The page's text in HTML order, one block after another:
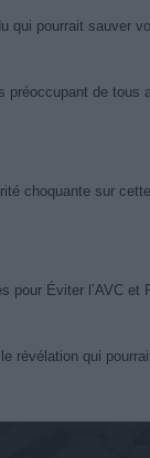
qui pourrait sauver
préoccupant de tous
choquante sur
pour Éviter l’AVC et
révélation qui